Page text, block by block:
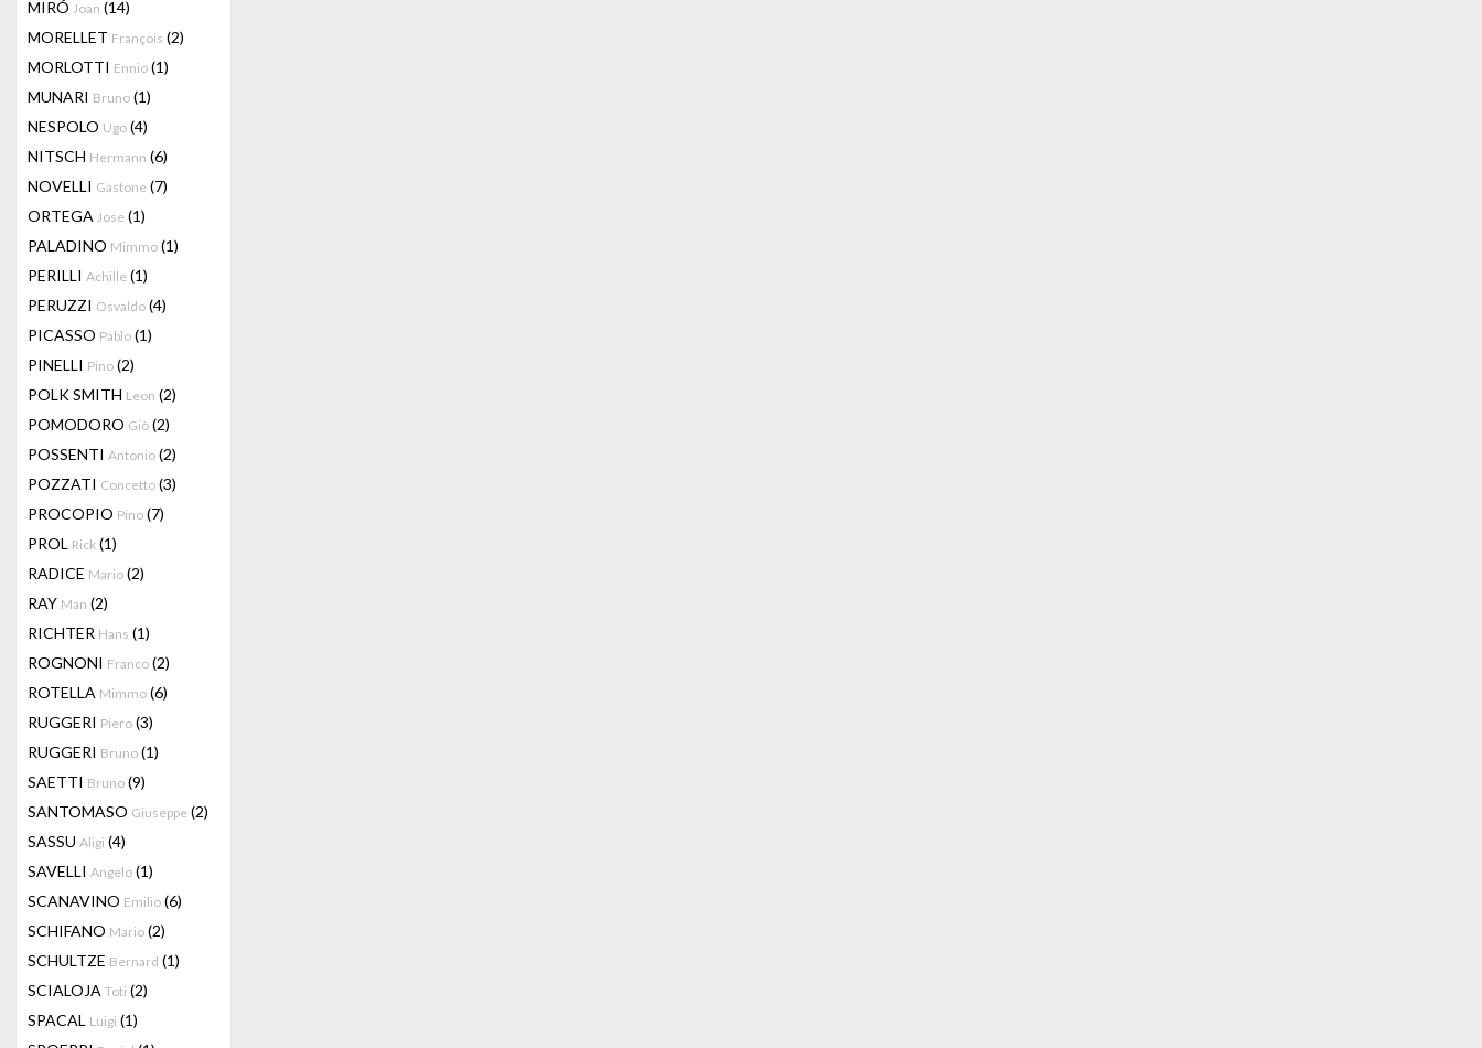
MIRÓ Joan (14)
MORELLET François (2)
MORLOTTI Ennio (1)
MUNARI Bruno (1)
NESPOLO Ugo (4)
NITSCH Hermann (6)
NOVELLI Gastone (7)
ORTEGA Jose (1)
PALADINO Mimmo (1)
PERILLI Achille (1)
PERUZZI Osvaldo (4)
PICASSO Pablo (1)
PINELLI Pino (2)
POLK SMITH Leon (2)
POMODORO Giò (2)
POSSENTI Antonio (2)
POZZATI Concetto (3)
PROCOPIO Pino (7)
PROL Rick (1)
RADICE Mario (2)
RAY Man (2)
RICHTER Hans (1)
ROGNONI Franco (2)
ROTELLA Mimmo (6)
RUGGERI Piero (3)
RUGGERI Bruno (1)
SAETTI Bruno (9)
SANTOMASO Giuseppe (2)
SASSU Aligi (4)
SAVELLI Angelo (1)
SCANAVINO Emilio (6)
SCHIFANO Mario (2)
SCHULTZE Bernard (1)
SCIALOJA Toti (2)
SPACAL Luigi (1)